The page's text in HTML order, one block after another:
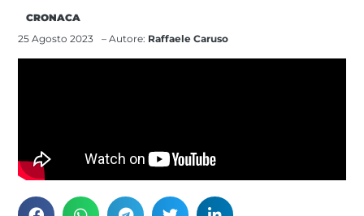
CRONACA
25 Agosto 2023
– Autore: Raffaele Caruso